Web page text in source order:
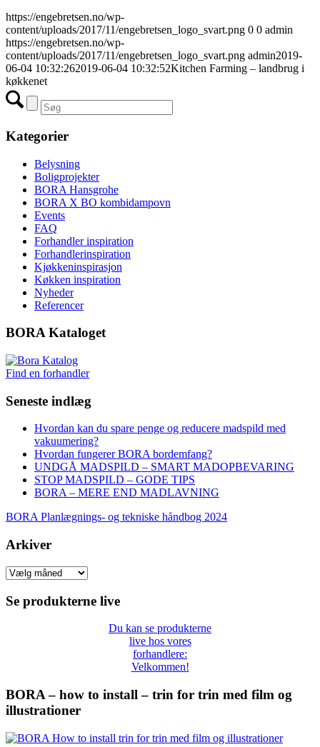
https://engebretsen.no/wp-
content/uploads/2017/11/engebretsen_logo_svart.png 0 0 admin
https://engebretsen.no/wp-
content/uploads/2017/11/engebretsen_logo_svart.png admin2019-
06-04 10:32:262019-06-04 10:32:52Kitchen Farming – landbrug i
køkkenet
Kategorier
Belysning
Boligprojekter
BORA Hansgrohe
BORA X BO kombidampovn
Events
FAQ
Forhandler inspiration
Forhandlerinspiration
Kjøkkeninspirasjon
Køkken inspiration
Nyheder
Referencer
BORA Kataloget
Find en forhandler
Seneste indlæg
Hvordan kan du spare penge og reducere madspild med
vakuumering?
Hvordan fungerer BORA bordemfang?
UNDGÅ MADSPILD – SMART MADOPBEVARING
STOP MADSPILD – GODE TIPS
BORA – MERE END MADLAVNING
BORA Planlægnings- og tekniske håndbog 2024
Arkiver
Arkiver
Se produkterne live
Du kan se produkterne
live hos vores
forhandlere:
Velkommen!
BORA – how to install – trin for trin med film og
illustrationer